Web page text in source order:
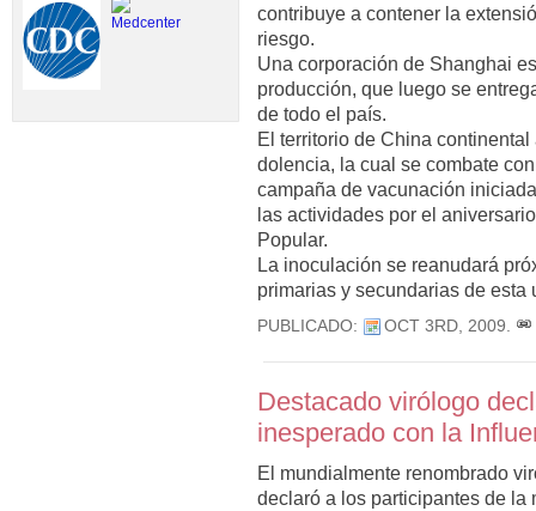
contribuye a contener la
riesgo.
Una corporación de Shanghai
producción, que luego se
de todo el país.
El territorio de China
dolencia, la cual se combate
campaña de vacunación
las actividades por el
Popular.
La inoculación se reanudará
primarias y secundarias de esta
PUBLICADO: OCT 3RD, 2009.
Destacado virólogo
inesperado con la
El mundialmente renombrado
declaró a los participantes de la